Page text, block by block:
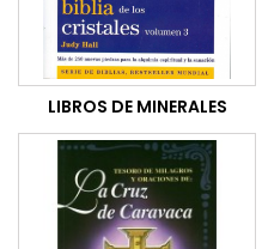
LIBROS DE MINERALES